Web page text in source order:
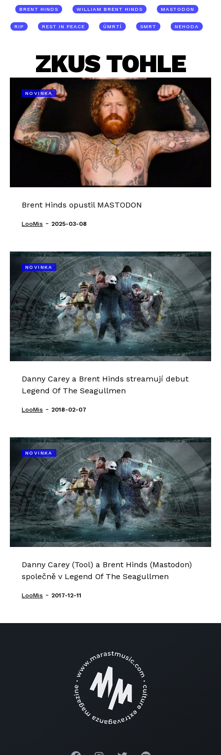
BRENT HINDS WILLIAM BRENT HINDS MASTODON
RIP REST IN PEACE ÚMRTÍ SMRT NEHODA
ZKUS TOHLE
NOVINKA
Brent Hinds opustil MASTODON
LooMis - 2025-03-08
NOVINKA
Danny Carey a Brent Hinds streamují debut
Legend Of The Seagullmen
LooMis - 2018-02-07
NOVINKA
Danny Carey (Tool) a Brent Hinds (Mastodon)
společně v Legend Of The Seagullmen
LooMis - 2017-12-11